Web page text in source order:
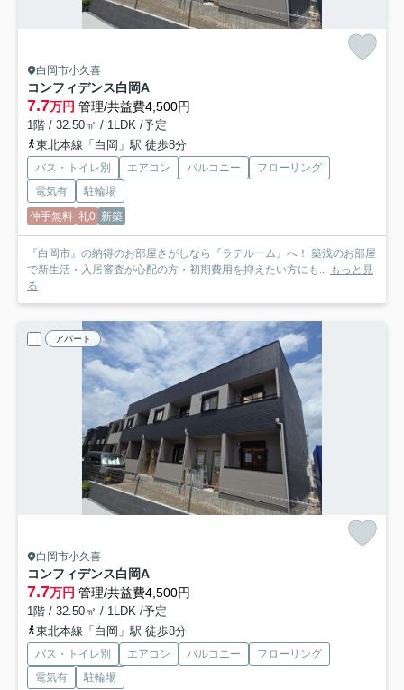
白岡市小久喜
コンフィデンス白岡A
7.7万円 管理/共益費4,500円
1階 / 32.50㎡ / 1LDK /予定
東北本線「白岡」駅 徒歩8分
バス・トイレ別 エアコン バルコニー
フローリング
電気有
駐輪場
仲手無料 礼0 新築
『白岡市』の納得のお部屋さがしなら『ラテルーム』へ！ 築浅のお部屋
で新生活・入居審査が心配の方・初期費用を抑えたい方にも... もっと見
る
アパート
白岡市小久喜
コンフィデンス白岡A
7.7万円 管理/共益費4,500円
1階 / 32.50㎡ / 1LDK /予定
東北本線「白岡」駅 徒歩8分
バス・トイレ別 エアコン バルコニー
フローリング
電気有
駐輪場